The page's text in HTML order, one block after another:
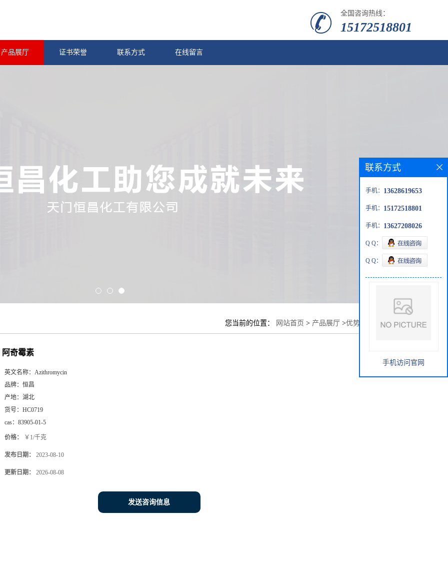
全国咨询热线：
15172518801
产品展厅 证书荣誉 联系方式 在线留言
您当前的位置： 网站首页 > 产品展厅 >优势品种 阿奇霉素
阿奇霉素
英文名称： Azithromycin
品牌： 恒昌
产地： 湖北
货号： HC0719
cas： 83905-01-5
价格： ￥1/千克
发布日期： 2023-08-10
更新日期： 2026-08-08
发送咨询信息
联系方式
手机： 13628619653
手机： 15172518801
手机： 13627208026
Q Q：
Q Q：
手机访问官网